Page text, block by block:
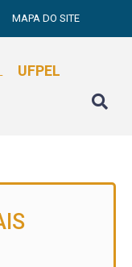
MAPA DO SITE
UFPEL